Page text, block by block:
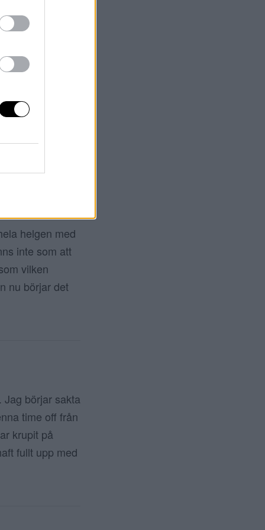
om världen
tre år
har vi tvåårig
helgen med
inte som att
vilken
nu börjar det
Jag börjar sakta
time off från
krupit på
fullt upp med